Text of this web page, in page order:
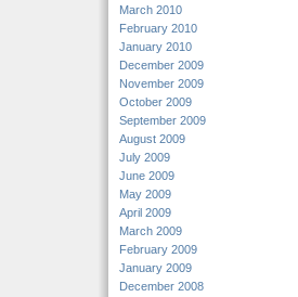
March 2010
February 2010
January 2010
December 2009
November 2009
October 2009
September 2009
August 2009
July 2009
June 2009
May 2009
April 2009
March 2009
February 2009
January 2009
December 2008